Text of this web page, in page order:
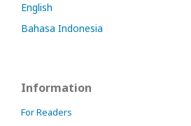
English
Bahasa Indonesia
Information
For Readers